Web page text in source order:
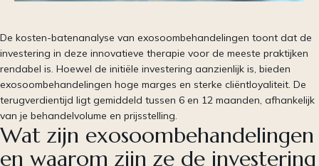
De kosten-batenanalyse van exosoombehandelingen toont dat de
investering in deze innovatieve therapie voor de meeste praktijken
rendabel is. Hoewel de initiële investering aanzienlijk is, bieden
exosoombehandelingen hoge marges en sterke cliëntloyaliteit. De
terugverdientijd ligt gemiddeld tussen 6 en 12 maanden, afhankelijk
van je behandelvolume en prijsstelling.
Wat zijn exosoombehandelingen
en waarom zijn ze de investering